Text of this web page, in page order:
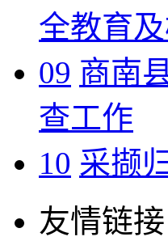
全教育
09 商南
查工作
10 采撷
友情链接